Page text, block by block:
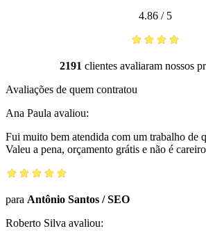
4.86 / 5
2191 clientes avaliaram nossos
Avaliações de quem contratou
Ana Paula avaliou:
Fui muito bem atendida com um trabalho de
Valeu a pena, orçamento grátis e não é
para Antônio Santos /SEO
Roberto Silva avaliou: